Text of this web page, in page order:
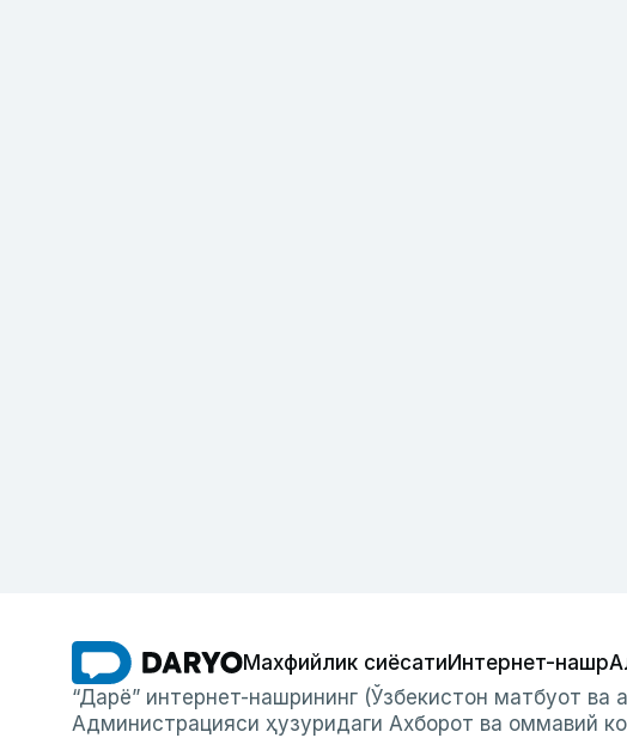
Махфийлик сиёсатиИнтернет-нашр
“Дарё” интернет-нашрининг (Ўзбекистон матбуот
Администрацияси ҳузуридаги Ахборот ва оммавий